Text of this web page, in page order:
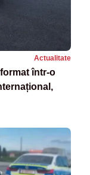
Actualitate
într-o